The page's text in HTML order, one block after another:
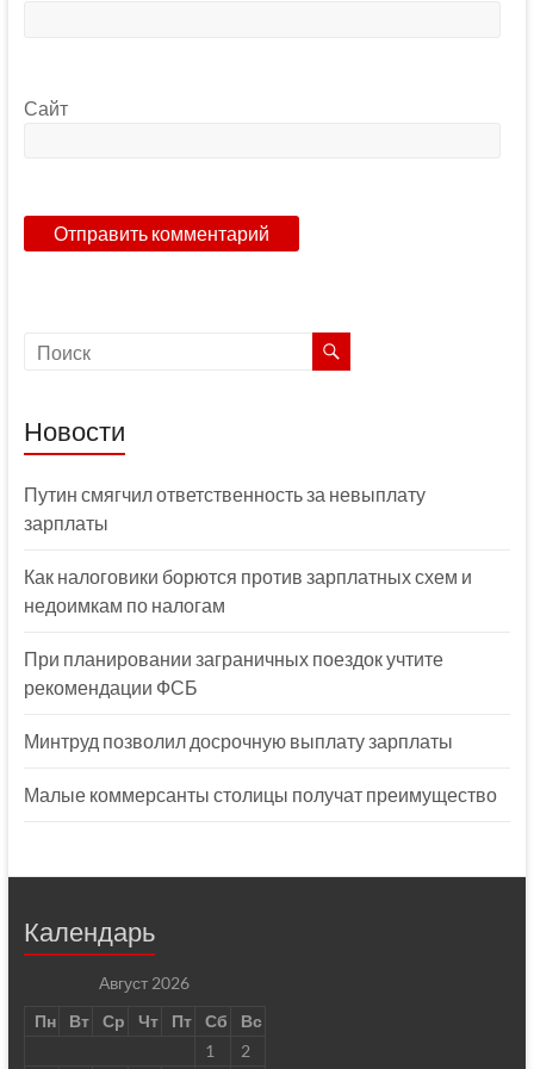
Сайт
Новости
Путин смягчил ответственность за невыплату
зарплаты
Как налоговики борются против зарплатных схем и
недоимкам по налогам
При планировании заграничных поездок учтите
рекомендации ФСБ
Минтруд позволил досрочную выплату зарплаты
Малые коммерсанты столицы получат преимущество
Календарь
Август 2026
Пн
Вт Ср Чт Пт Сб
Вс
1
2